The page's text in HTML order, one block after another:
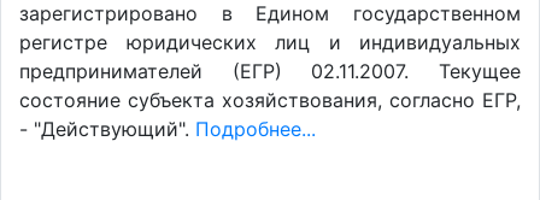
зарегистрировано в Едином государственном
регистре юридических лиц и индивидуальных
предпринимателей (ЕГР) 02.11.2007. Текущее
состояние субъекта хозяйствования, согласно ЕГР,
- "Действующий". Подробнее...